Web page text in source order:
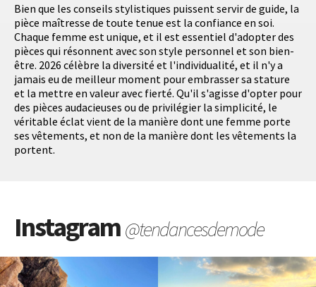
Bien que les conseils stylistiques puissent servir de guide, la
pièce maîtresse de toute tenue est la confiance en soi.
Chaque femme est unique, et il est essentiel d'adopter des
pièces qui résonnent avec son style personnel et son bien-
être. 2026 célèbre la diversité et l'individualité, et il n'y a
jamais eu de meilleur moment pour embrasser sa stature
et la mettre en valeur avec fierté. Qu'il s'agisse d'opter pour
des pièces audacieuses ou de privilégier la simplicité, le
véritable éclat vient de la manière dont une femme porte
ses vêtements, et non de la manière dont les vêtements la
portent.
Instagram@tendancesdemode